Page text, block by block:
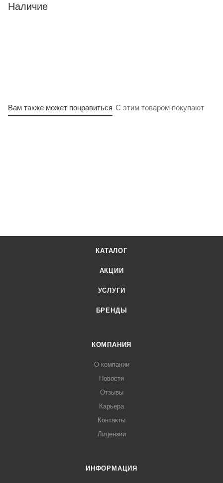
Наличие
Вам также может понравиться С этим товаром покупают
КАТАЛОГ
АКЦИИ
УСЛУГИ
БРЕНДЫ
КОМПАНИЯ
О компании
Новости
Отзывы
Карьера
Контакты
Лицензии
ИНФОРМАЦИЯ